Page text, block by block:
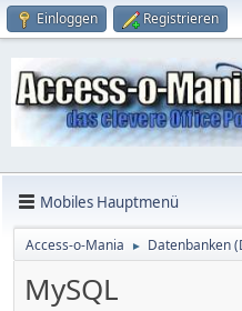
Einloggen Registrieren
Mobiles Hauptmenü
Access-o-Mania ► Datenbanken
MySQL